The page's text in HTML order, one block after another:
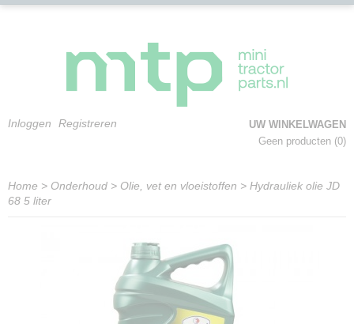
Inloggen Registreren
UW WINKELWAGEN
Geen producten (0)
Home > Onderhoud > Olie, vet en vloeistoffen > Hydrauliek olie JD
68 5 liter